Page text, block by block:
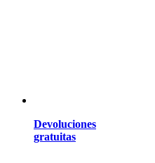
Devoluciones
gratuitas